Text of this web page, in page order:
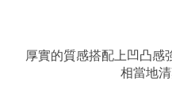
厚實的質感搭配上凹凸感
相當地清